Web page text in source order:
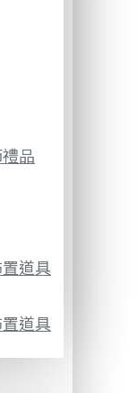
品
道具
道具